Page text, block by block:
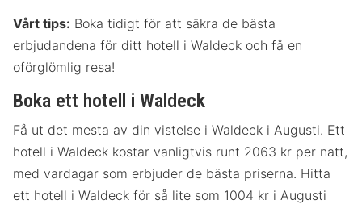
Vårt tips: Boka tidigt för att säkra de bästa
erbjudandena för ditt hotell i Waldeck och få en
oförglömlig resa!
Boka ett hotell i Waldeck
Få ut det mesta av din vistelse i Waldeck i Augusti. Ett
hotell i Waldeck kostar vanligtvis runt 2063 kr per natt,
med vardagar som erbjuder de bästa priserna. Hitta
ett hotell i Waldeck för så lite som 1004 kr i Augusti